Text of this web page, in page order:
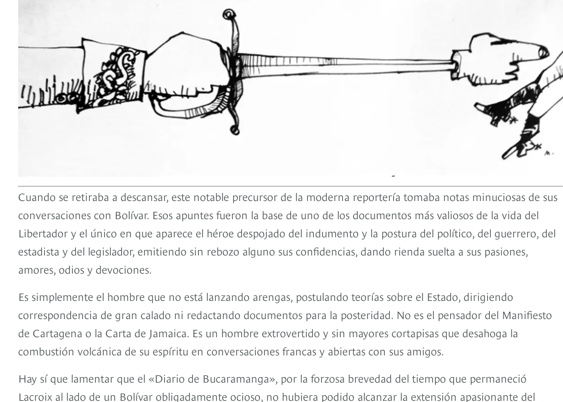
Cuando se retiraba a descansar, este notable precursor de la moderna reportería tomaba notas minuciosas de sus
conversaciones con Bolívar. Esos apuntes fueron la base de uno de los documentos más valiosos de la vida del
Libertador y el único en que aparece el héroe despojado del indumento y la postura del político, del guerrero, del
estadista y del legislador, emitiendo sin rebozo alguno sus confidencias, dando rienda suelta a sus pasiones,
amores, odios y devociones.
Es simplemente el hombre que no está lanzando arengas, postulando teorías sobre el Estado, dirigiendo
correspondencia de gran calado ni redactando documentos para la posteridad. No es el pensador del Manifiesto
de Cartagena o la Carta de Jamaica. Es un hombre extrovertido y sin mayores cortapisas que desahoga la
combustión volcánica de su espíritu en conversaciones francas y abiertas con sus amigos.
Hay sí que lamentar que el «Diario de Bucaramanga», por la forzosa brevedad del tiempo que permaneció
Lacroix al lado de un Bolívar obligadamente ocioso, no hubiera podido alcanzar la extensión apasionante del